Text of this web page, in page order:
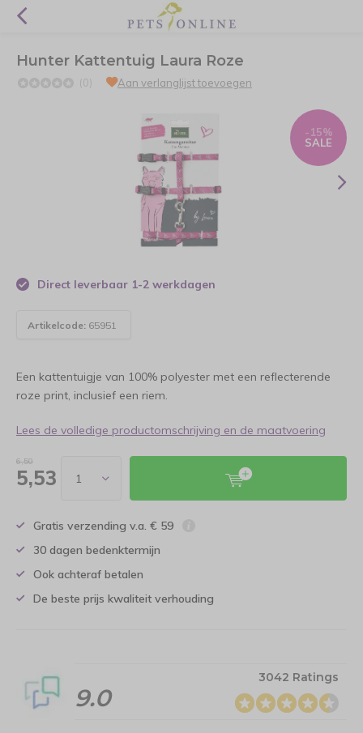
Hunter Kattentuig Laura Roze
(0) Aan verlanglijst toevoegen
-15%
SALE
Direct leverbaar 1-2 werkdagen
Artikelcode: 65951
Een kattentuigje van 100% polyester met een reflecterende
roze print, inclusief een riem.
Lees de volledige productomschrijving en de maatvoering
6,50
5,53
Gratis verzending v.a. € 59
30 dagen bedenktermijn
Ook achteraf betalen
De beste prijs kwaliteit verhouding
9.0
3042 Ratings